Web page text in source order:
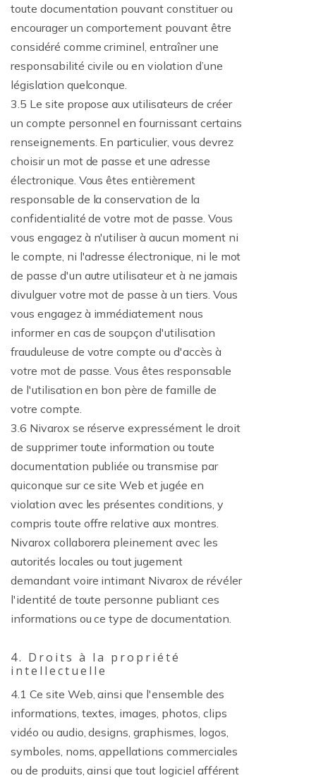
toute documentation pouvant constituer ou
encourager un comportement pouvant être
considéré comme criminel, entraîner une
responsabilité civile ou en violation d’une
législation quelconque.
3.5 Le site propose aux utilisateurs de créer
un compte personnel en fournissant certains
renseignements. En particulier, vous devrez
choisir un mot de passe et une adresse
électronique. Vous êtes entièrement
responsable de la conservation de la
confidentialité de votre mot de passe. Vous
vous engagez à n'utiliser à aucun moment ni
le compte, ni l'adresse électronique, ni le mot
de passe d'un autre utilisateur et à ne jamais
divulguer votre mot de passe à un tiers. Vous
vous engagez à immédiatement nous
informer en cas de soupçon d'utilisation
frauduleuse de votre compte ou d'accès à
votre mot de passe. Vous êtes responsable
de l'utilisation en bon père de famille de
votre compte.
3.6 Nivarox se réserve expressément le droit
de supprimer toute information ou toute
documentation publiée ou transmise par
quiconque sur ce site Web et jugée en
violation avec les présentes conditions, y
compris toute offre relative aux montres.
Nivarox collaborera pleinement avec les
autorités locales ou tout jugement
demandant voire intimant Nivarox de révéler
l'identité de toute personne publiant ces
informations ou ce type de documentation.
4. Droits à la propriété
intellectuelle
4.1 Ce site Web, ainsi que l'ensemble des
informations, textes, images, photos, clips
vidéo ou audio, designs, graphismes, logos,
symboles, noms, appellations commerciales
ou de produits, ainsi que tout logiciel afférent